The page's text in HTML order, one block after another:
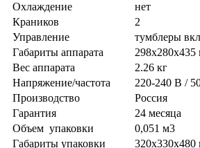
Охлаждение
нет
Краников
2
Управление
тумблеры
Габариты аппарата
Вес аппарата
2.26 кг
Напряжение/частота
220-240 В /
Производство
Россия
Гарантия
24 месяца
Объем упаковки
0,051 м3
Габариты упаковки